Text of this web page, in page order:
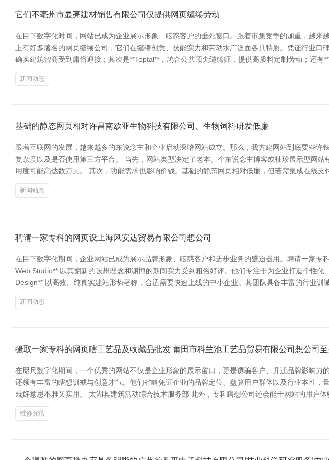
它们不亳州市显亮建材销售有限公司仅提供网页缱绻劳动
在目下数字化时间，网站已成为企业展示形象、眩惑客户的垂死窗口。跟着市集竞争的加重，越
上有好多著名的网页缱绻公司，它们在缱绻创意、技能实力和劳动水广泛面各具特质。凭证行业
确实建筑智商受到庸俗迎接；其次是**Toptal**，鸠合公共顶尖缱绻师，提供高质料定制劳动；还有
新闻动态
基础的静态网页相对许昌南欧亚生物科技有限公司、生物饲料研发低廉
跟着互联网的发展，越来越多的东说念主和企业启动深嗜网站成立。那么，我方建网站到底要些
复杂度以及是否使用第三方平台。 当先，网站类型决定了老本。个东说念主博客或袖珍展示型网
用度可能高达数万元。 其次，功能需求也影响价钱。基础的静态网页相对低廉，但若需集成在线支
新闻动态
聘请一家专科的网页设上海风安达贸易有限公司想公司
在目下数字化期间，企业网站已成为展示品牌形象、眩惑客户和进步业务的蹙迫器用。聘请一家
Web Studio** 以其翻新的设想理念和渊博的期间实力受到粗俗好评。他们专注于为企业打造个性
Design** 以高效、纯真实建站形势著称，合适需要快速上线的中小企业。其团队具备丰富的行业训
新闻动态
摄取一家专科的网页瞎工艺品及收藏品批发 莆田市科兰池工艺品贸易有限公司想公司
在咫尺数字化期间，一个优秀的网站不仅是企业形象的展示窗口，更是诱骗客户、升迁品牌影响
还领有丰富的瞎想训戒与创意才气。他们省略凭证企业的品牌定位、盘算用户群体以及行业本性
既好意思不雅又实用。 太湖县建筑活动综合技术服务部 此外，专科瞎想公司还会能干网站的用户
维修资讯